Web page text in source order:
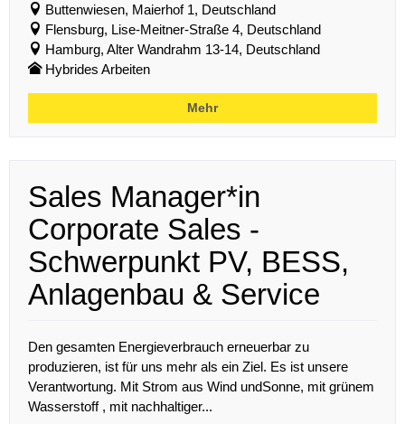
Buttenwiesen, Maierhof 1, Deutschland
Flensburg, Lise-Meitner-Straße 4, Deutschland
Hamburg, Alter Wandrahm 13-14, Deutschland
Hybrides Arbeiten
Mehr
Sales Manager*in
Corporate Sales -
Schwerpunkt PV, BESS,
Anlagenbau & Service
Den gesamten Energieverbrauch erneuerbar zu
produzieren, ist für uns mehr als ein Ziel. Es ist unsere
Verantwortung. Mit Strom aus Wind undSonne, mit grünem
Wasserstoff , mit nachhaltiger...